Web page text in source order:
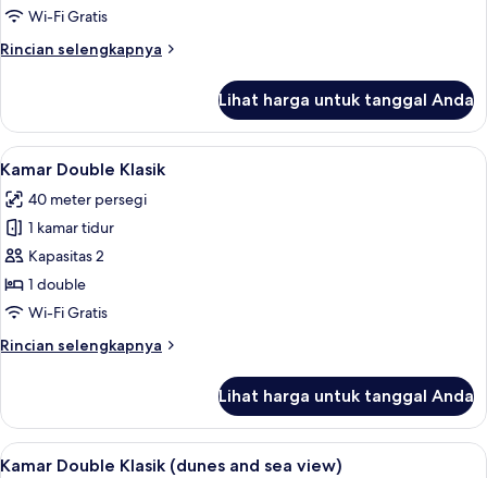
Wi-Fi Gratis
Rincian selengkapnya
Rincian
Suite,
teras
Lihat harga untuk tanggal Anda
Lihat
semua
foto
untuk
Kamar
Double
Klasik
Minibar, brankas, meja kerja, dan
9
Kamar Double Klasik
40 meter persegi
1 kamar tidur
Kapasitas 2
1 double
Wi-Fi Gratis
Rincian selengkapnya
Rincian
Kamar
Double
Klasik
Lihat harga untuk tanggal Anda
Lihat
Minibar, brankas, meja kerja, dan
19
Kamar Double Klasik (dunes and sea view)